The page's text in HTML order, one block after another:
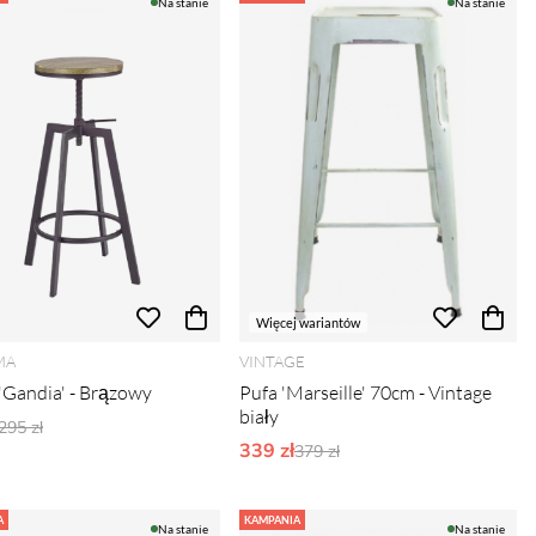
- Brązowy
ceny:
zł
Więcej wariantów
VINTAGE
Pufa 'Marseille' 70cm - Vintage
biały
339 złOrdynarne ceny:
379 zł
Na stanie
KAMPANIA
Na stanie